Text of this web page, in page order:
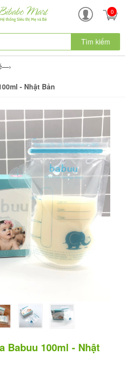
0
Tìm kiếm
—›
- Nhật Bản
Babuu 100ml - Nhật